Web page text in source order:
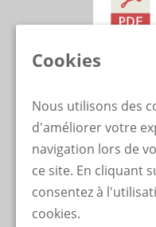
Cookies
Nous utilisons des
d'améliorer votre
navigation lors de
ce site. En cliquant
consentez à
cookies.